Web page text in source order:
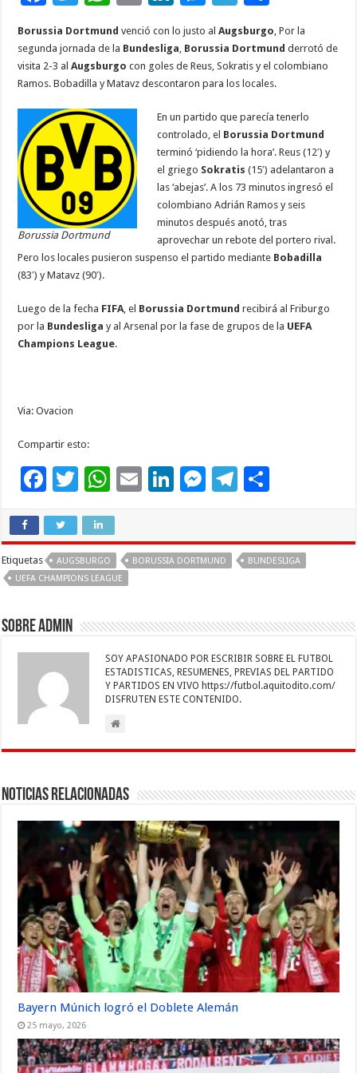
ac
e
b
o
o
k
tt
er
h
at
sA
p
p
m
ai
l
n
k
e
dI
n
es
se
n
g
er
el
e
gr
a
m
m
p
ar
ti
r
Borussia Dortmund venció con lo justo alAugsburgo, Por la
segunda jornada de la Bundesliga, Borussia Dortmund derrotó de
visita 2-3 alAugsburgo con goles de Reus, Sokratis y el colombiano
Ramos. Bobadilla y Matavz descontaron para los locales.
Borussia Dortmund
En un partido que parecía tenerlo
controlado, el Borussia Dortmund
terminó ‘pidiendo la hora’. Reus (12′) y
el griego Sokratis (15′) adelantaron a
las ‘abejas’. A los 73 minutos ingresó el
colombiano Adrián Ramos y seis
minutos después anotó, tras
aprovechar un rebote del portero rival.
Pero los locales pusieron suspenso el partido mediante Bobadilla
(83′) y Matavz (90′).
Luego de la fecha FIFA, el Borussia Dortmund recibirá al Friburgo
por la Bundesliga y al Arsenal por la fase de grupos de la UEFA
Champions League.
Via: Ovacion
Compartir esto:
F
e
b
o
k
T
tt
er
W
at
sA
p
E
l
Li
e
M
n
T
gr p
r
Etiquetas AUGSBURGO BORUSSIA DORTMUND
BUNDESLIGA
UEFA CHAMPIONS LEAGUE
Sobre admin
SOY APASIONADO POR ESCRIBIR SOBRE EL FUTBOL
ESTADISTICAS, RESUMENES, PREVIAS DEL PARTIDO
Y PARTIDOS EN VIVO https://futbol.aquitodito.com/
DISFRUTEN ESTE CONTENIDO.
Noticias Relacionadas
Bayern Múnich logró el Doblete Alemán
25 mayo, 2026